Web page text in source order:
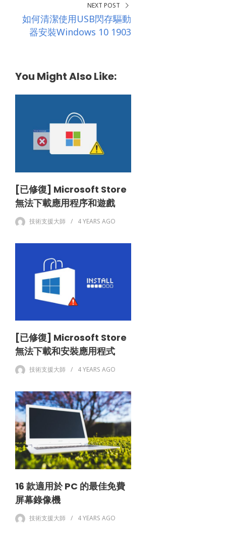
NEXT POST
如何清潔使用USB閃存驅動
器安裝Windows 10 1903
You Might Also Like:
[已修復] Microsoft Store
無法下載應用程序和遊戲
技術支援大師 4 YEARS AGO
[已修復] Microsoft Store
無法下載和安裝應用程式
技術支援大師 4 YEARS AGO
16 款適用於 PC 的最佳免費
屏幕錄像機
技術支援大師 4 YEARS AGO